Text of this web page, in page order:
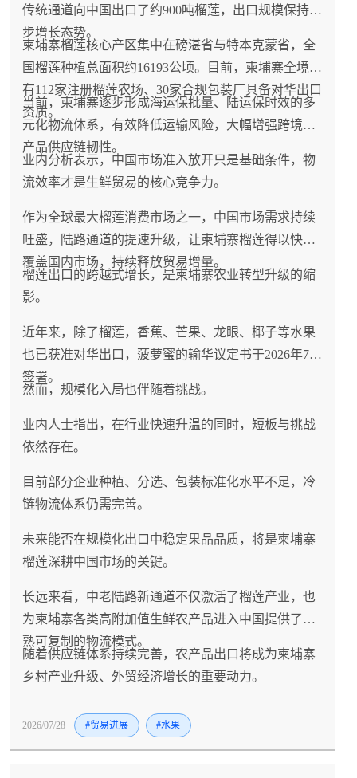
传统通道向中国出口了约900吨榴莲，出口规模保持稳
步增长态势。
柬埔寨榴莲核心产区集中在磅湛省与特本克蒙省，全
国榴莲种植总面积约16193公顷。目前，柬埔寨全境拥
有112家注册榴莲农场、30家合规包装厂具备对华出口
资质。
当前，柬埔寨逐步形成海运保批量、陆运保时效的多
元化物流体系，有效降低运输风险，大幅增强跨境农
产品供应链韧性。
业内分析表示，中国市场准入放开只是基础条件，物
流效率才是生鲜贸易的核心竞争力。
作为全球最大榴莲消费市场之一，中国市场需求持续
旺盛，陆路通道的提速升级，让柬埔寨榴莲得以快速
覆盖国内市场，持续释放贸易增量。
榴莲出口的跨越式增长，是柬埔寨农业转型升级的缩
影。
近年来，除了榴莲，香蕉、芒果、龙眼、椰子等水果
也已获准对华出口，菠萝蜜的输华议定书于2026年7月
签署。
然而，规模化入局也伴随着挑战。
业内人士指出，在行业快速升温的同时，短板与挑战
依然存在。
目前部分企业种植、分选、包装标准化水平不足，冷
链物流体系仍需完善。
未来能否在规模化出口中稳定果品品质，将是柬埔寨
榴莲深耕中国市场的关键。
长远来看，中老陆路新通道不仅激活了榴莲产业，也
为柬埔寨各类高附加值生鲜农产品进入中国提供了成
熟可复制的物流模式。
随着供应链体系持续完善，农产品出口将成为柬埔寨
乡村产业升级、外贸经济增长的重要动力。
2026/07/28 #贸易进展 #水果